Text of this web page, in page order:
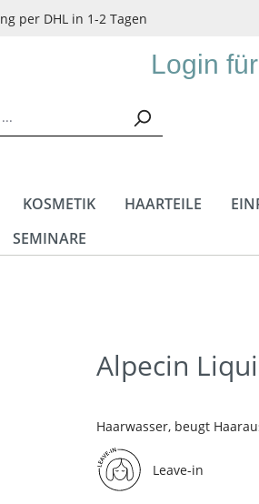
per DHL in 1-2 Tagen
Login
KOSMETIK HAARTEILE
SEMINARE
Alpecin
Haarwasser, beugt
Leave-in